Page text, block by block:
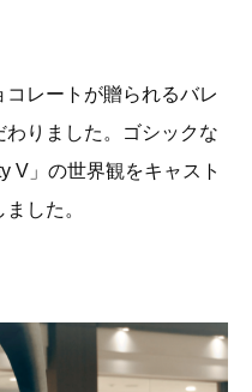
レートが贈られるバレ
りました。ゴシックな
V」の世界観をキャスト
した。